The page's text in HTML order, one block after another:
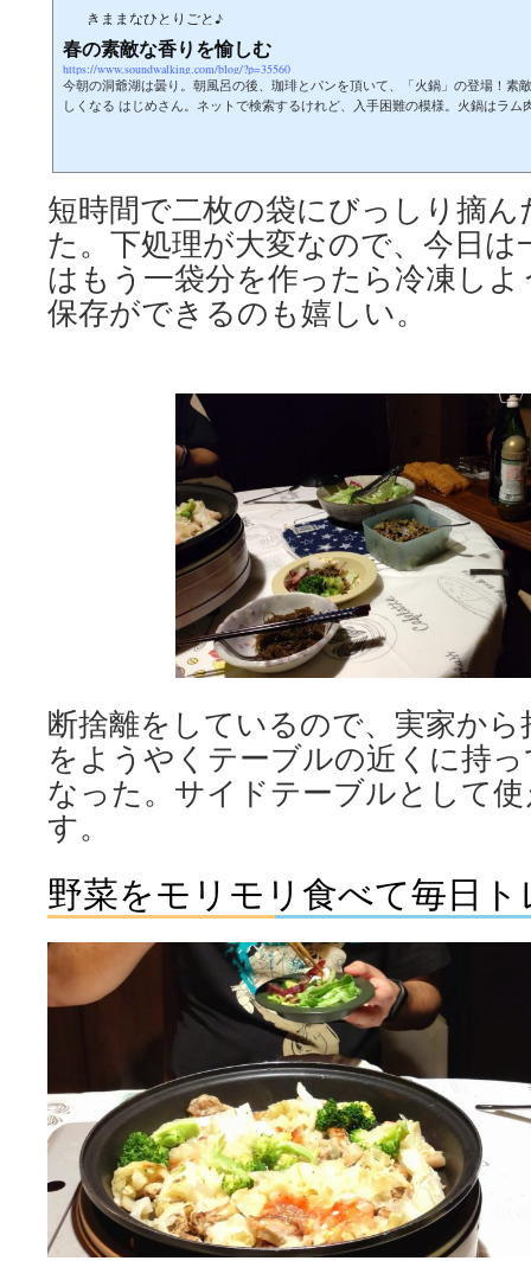
きままなひとりごと♪
春の素敵な香りを愉しむ
https://www.soundwalking.com/blog/?p=35560
今朝の洞爺湖は曇り。朝風呂の後、珈琲とパンを頂いて、「火鍋」の登場！素
しくなる はじめさん。ネットで検索するけれど、入手困難の模様。火鍋はラム
短時間で二枚の袋にびっしり摘
た。下処理が大変なので、今日は
はもう一袋分を作ったら冷凍し
保存ができるのも嬉しい。
断捨離をしているので、実家か
をようやくテーブルの近くに持
なった。サイドテーブルとして
す。
野菜をモリモリ食べて毎日